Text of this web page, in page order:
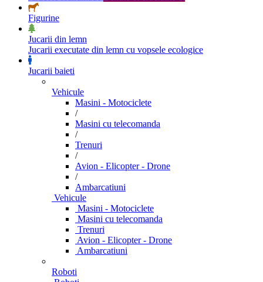
Figurine
Jucarii din lemn
Jucarii executate din lemn cu vopsele ecologice
Jucarii baieti
Vehicule
Masini - Motociclete
/
Masini cu telecomanda
/
Trenuri
/
Avion - Elicopter - Drone
/
Ambarcatiuni
Vehicule
Masini - Motociclete
Masini cu telecomanda
Trenuri
Avion - Elicopter - Drone
Ambarcatiuni
Roboti